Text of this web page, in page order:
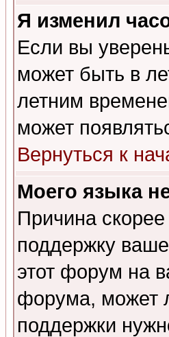
Я изменил
Если вы
может быть в
летним
может
Вернуться к
Моего языка
Причина
поддержку
этот форум на
форума, может
поддержки